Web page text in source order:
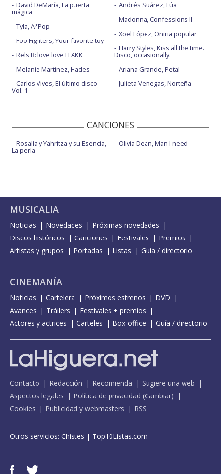
David DeMaría, La puerta
mágica
Tyla, A*Pop
Foo Fighters, Your favorite toy
Rels B: love love FLAKK
Melanie Martinez, Hades
Carlos Vives, El último disco
Vol. 1
Andrés Suárez, Lúa
Madonna, Confessions II
Xoel López, Oniria popular
Harry Styles, Kiss all the time.
Disco, occasionally.
Ariana Grande, Petal
Julieta Venegas, Norteña
CANCIONES
Rosalía y Yahritza y su Esencia,
La perla
Olivia Dean, Man I need
MUSICALIA
Noticias Novedades
Próximas novedades
Discos históricos
Canciones Festivales
Premios
Artistas y grupos
Portadas Listas Guía / directorio
CINEMANÍA
Noticias Cartelera Próximos estrenos
DVD
Avances
Tráilers
Festivales + premios
Actores y actrices
Carteles Box-office Guía / directorio
Contacto Redacción Recomienda
Sugiere una web
Aspectos legales
Política de privacidad (Cambiar)
Cookies
Publicidad y webmasters RSS
Otros servicios: Chistes | Top10Listas.com